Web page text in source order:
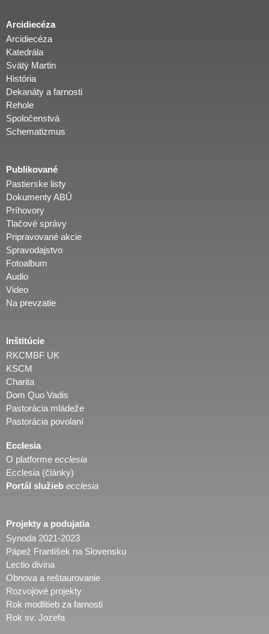
Arcidiecéza
Arcidiecéza
Katedrála
Svätý Martin
História
Dekanáty a farnosti
Rehole
Spoločenstvá
Schematizmus
Publikované
Pastierske listy
Dokumenty ABÚ
Príhovory
Tlačové správy
Pripravované akcie
Spravodajstvo
Fotoalbum
Audio
Video
Na prevzatie
Inštitúcie
RKCMBF UK
KSCM
Charita
Dom Quo Vadis
Pastorácia mládeže
Pastorácia povolaní
Ecclesia
O platforme ecclesia
Ecclesia (články)
Portál služieb ecclesia
Projekty a podujatia
Synoda 2021-2023
Pápež František na Slovensku
Lectio divina
Obnova a reštaurovanie
Rozvojové projekty
Rok modlitieb za farnosti
Rok sv. Jozefa